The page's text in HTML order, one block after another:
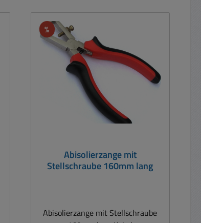
%Rabatt
Abisolierzange mit
Stellschraube 160mm lang
Abisolierzange mit Stellschraube